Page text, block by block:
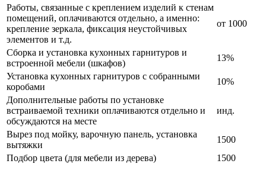
Работы, связанные с креплением изделий к стенам
помещений, оплачиваются отдельно, а именно:
крепление зеркала, фиксация неустойчивых
элементов и т.д.
от 1000
Сборка и установка кухонных гарнитуров и
встроенной мебели (шкафов)
13%
Установка кухонных гарнитуров с собранными
коробами
10%
Дополнительные работы по установке
встраиваемой техники оплачиваются отдельно и
обсуждаются на месте
инд.
Вырез под мойку, варочную панель, установка
вытяжки
1500
Подбор цвета (для мебели из дерева)
1500